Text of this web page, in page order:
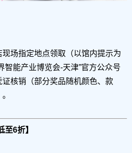
场指定地点领取（以馆内提示为
智能产业博览会-天津”官方公众号
核销（部分奖品随机颜色、款
至6折】